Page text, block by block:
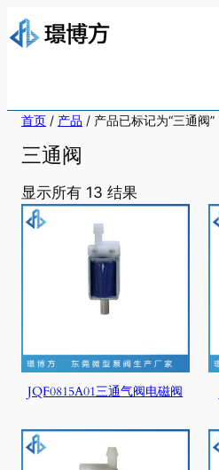
跳
至
首页 / 产品 / 产品已标记为“三通阀”
三通阀
显示所有 13 结果
JQF0815A01三通气阀电磁阀